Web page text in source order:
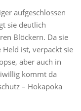
aufgeschlossen
sie deutlich
Blöckern. Da sie
ist, verpackt sie
aber auch in
kommt da
– Hokapoka